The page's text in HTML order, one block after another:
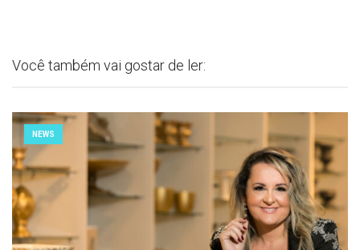
Você também vai gostar de ler:
NEWS